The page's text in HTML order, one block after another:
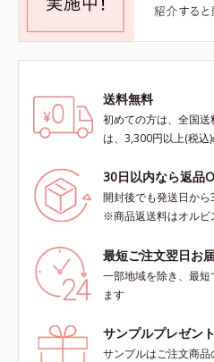
送料無料
初めての方は、全国
は、3,300円以上(税込
30日以内なら返品
開封後でも発送日か
※商品返送料はオルビ
最短ご注文翌日お
一部地域を除き、最
ます
サンプルプレゼント
サンプルはご注文商